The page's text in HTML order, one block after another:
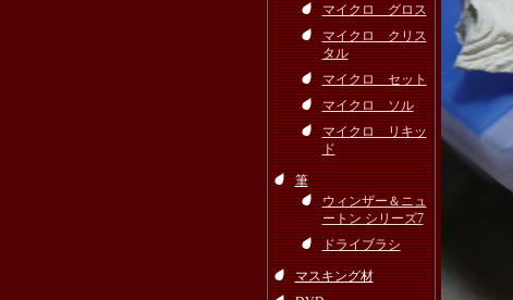
マイクロ グロス
マイクロ クリス
タル
マイクロ セット
マイクロ ソル
マイクロ リキッ
ド
筆
ウィンザー＆ニュ
ートン シリーズ7
ドライブラシ
マスキング材